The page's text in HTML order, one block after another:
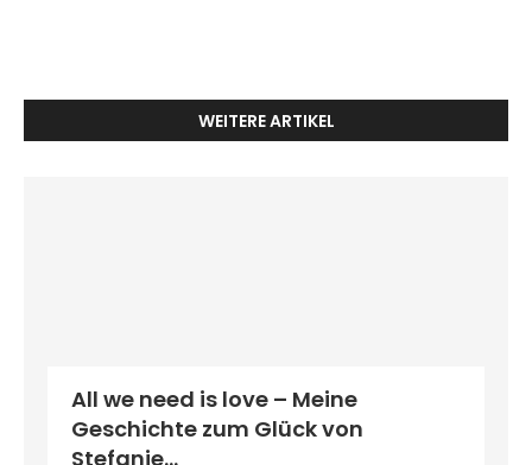
WEITERE ARTIKEL
All we need is love – Meine
Geschichte zum Glück von
Stefanie...